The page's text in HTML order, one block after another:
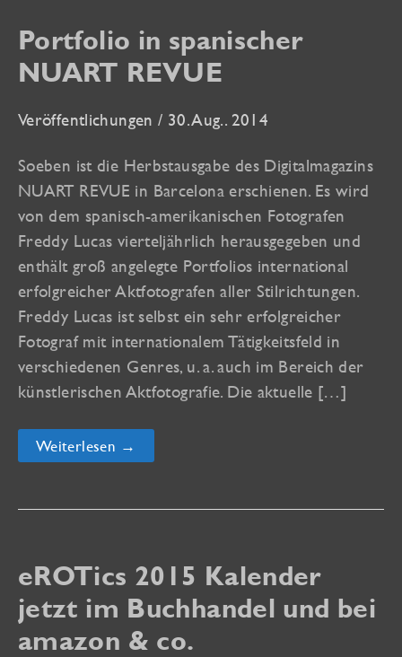
Portfolio in spanischer
NUART REVUE
Veröffentlichungen / 30. Aug.. 2014
Soeben ist die Herbstausgabe des Digitalmagazins
NUART REVUE in Barcelona erschienen. Es wird
von dem spanisch-amerikanischen Fotografen
Freddy Lucas vierteljährlich herausgegeben und
enthält groß angelegte Portfolios international
erfolgreicher Aktfotografen aller Stilrichtungen.
Freddy Lucas ist selbst ein sehr erfolgreicher
Fotograf mit internationalem Tätigkeitsfeld in
verschiedenen Genres, u. a. auch im Bereich der
künstlerischen Aktfotografie. Die aktuelle […]
Portfolio
in
REVUE
Weiterlesen →
eROTics 2015 Kalender
jetzt im Buchhandel und bei
amazon & co.